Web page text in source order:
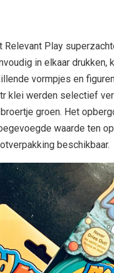
Play
in elkaar drukken,
vormpjes en
klei werden selectief
groen. Het
waarde ten
beschikbaar.